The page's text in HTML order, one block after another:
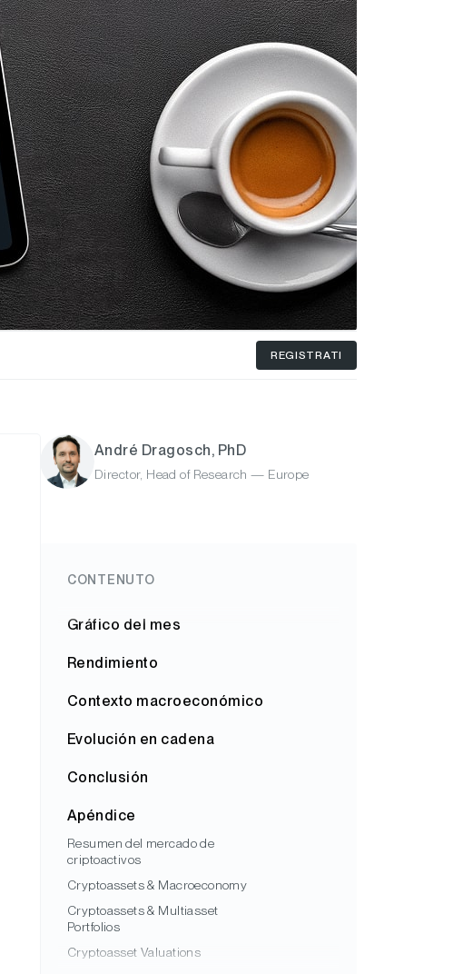
REGISTRATI
André Dragosch, PhD
Director, Head of Research — Europe
CONTENUTO
Gráfico del mes
Rendimiento
Contexto macroeconómico
Evolución en cadena
Conclusión
Apéndice
Resumen del mercado de
criptoactivos
Cryptoassets & Macroeconomy
Cryptoassets & Multiasset
Portfolios
Cryptoasset Valuations